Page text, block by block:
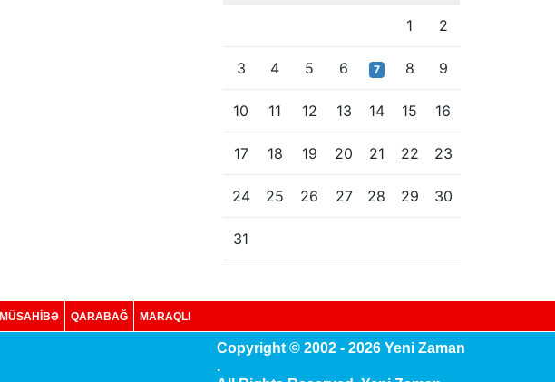
1
2
3 4 5 6 7 8 9
10 11 12 13 14 15 16
17 18 19 20 21 22 23
24 25 26 27 28 29 30
31
MÜSAHİBƏ QARABAĞ MARAQLI
Copyright © 2002 - 2026 Yeni Zaman
.